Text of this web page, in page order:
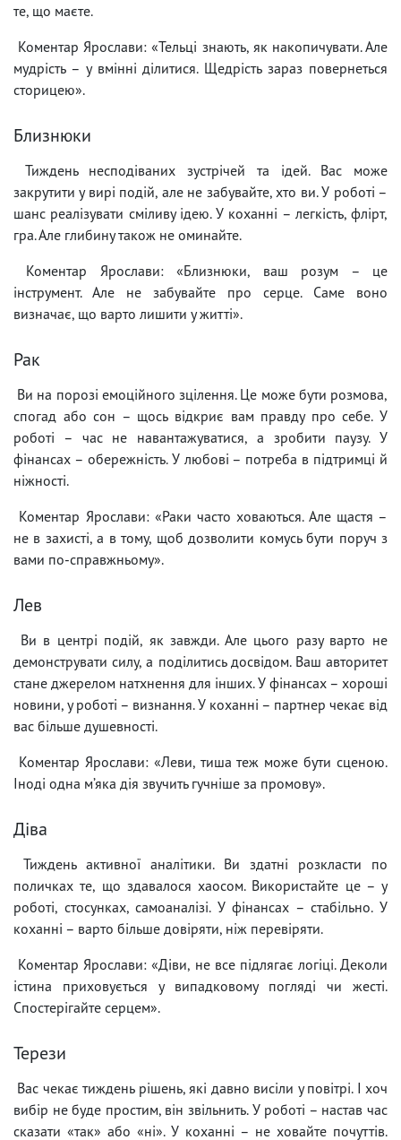
те, що маєте.
Коментар Ярослави: «Тельці знають, як накопичувати. Але
мудрість – у вмінні ділитися. Щедрість зараз повернеться
сторицею».
Близнюки
Тиждень несподіваних зустрічей та ідей. Вас може
закрутити у вирі подій, але не забувайте, хто ви. У роботі –
шанс реалізувати сміливу ідею. У коханні – легкість, флірт,
гра. Але глибину також не оминайте.
Коментар Ярослави: «Близнюки, ваш розум – це
інструмент. Але не забувайте про серце. Саме воно
визначає, що варто лишити у житті».
Рак
Ви на порозі емоційного зцілення. Це може бути розмова,
спогад або сон – щось відкриє вам правду про себе. У
роботі – час не навантажуватися, а зробити паузу. У
фінансах – обережність. У любові – потреба в підтримці й
ніжності.
Коментар Ярослави: «Раки часто ховаються. Але щастя –
не в захисті, а в тому, щоб дозволити комусь бути поруч з
вами по-справжньому».
Лев
Ви в центрі подій, як завжди. Але цього разу варто не
демонструвати силу, а поділитись досвідом. Ваш авторитет
стане джерелом натхнення для інших. У фінансах – хороші
новини, у роботі – визнання. У коханні – партнер чекає від
вас більше душевності.
Коментар Ярослави: «Леви, тиша теж може бути сценою.
Іноді одна м’яка дія звучить гучніше за промову».
Діва
Тиждень активної аналітики. Ви здатні розкласти по
поличках те, що здавалося хаосом. Використайте це – у
роботі, стосунках, самоаналізі. У фінансах – стабільно. У
коханні – варто більше довіряти, ніж перевіряти.
Коментар Ярослави: «Діви, не все підлягає логіці. Деколи
істина приховується у випадковому погляді чи жесті.
Спостерігайте серцем».
Терези
Вас чекає тиждень рішень, які давно висіли у повітрі. І хоч
вибір не буде простим, він звільнить. У роботі – настав час
сказати «так» або «ні». У коханні – не ховайте почуттів.